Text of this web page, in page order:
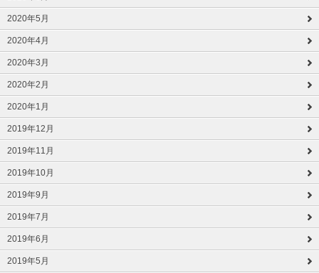
2020年5月
2020年4月
2020年3月
2020年2月
2020年1月
2019年12月
2019年11月
2019年10月
2019年9月
2019年7月
2019年6月
2019年5月